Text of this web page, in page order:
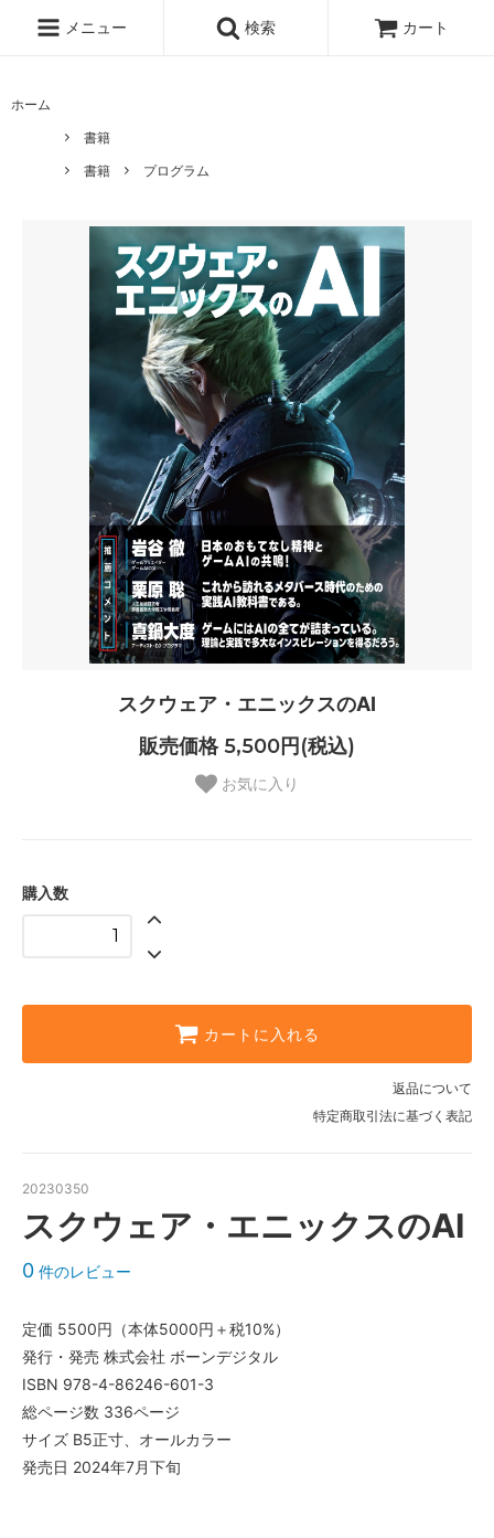
メニュー 検索 カート
ホーム
書籍
書籍
プログラム
スクウェア・エニックスのAI
販売価格 5,500円(税込)
お気に入り
購入数
カートに入れる
返品について
特定商取引法に基づく表記
20230350
スクウェア・エニックスのAI
0 件のレビュー
定価 5500円（本体5000円＋税10%）
発行・発売 株式会社 ボーンデジタル
ISBN 978-4-86246-601-3
総ページ数 336ページ
サイズ B5正寸、オールカラー
発売日 2024年7月下旬